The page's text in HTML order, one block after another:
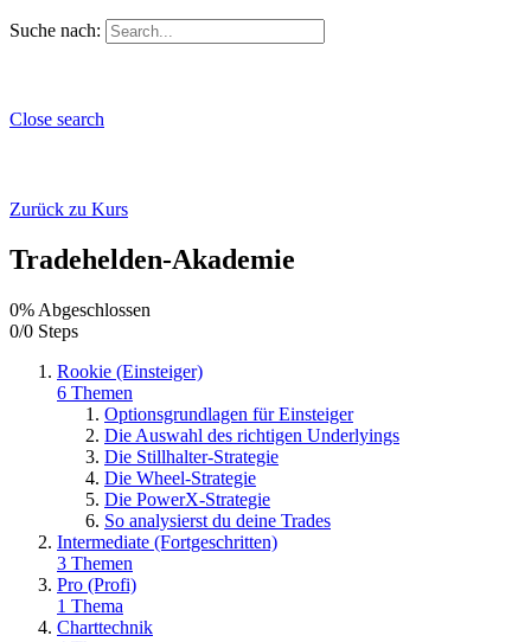
Suche nach:
Close search
Zurück zu Kurs
Tradehelden-Akademie
0% Abgeschlossen
0/0 Steps
Rookie (Einsteiger)
6 Themen
Optionsgrundlagen für Einsteiger
Die Auswahl des richtigen Underlyings
Die Stillhalter-Strategie
Die Wheel-Strategie
Die PowerX-Strategie
So analysierst du deine Trades
Intermediate (Fortgeschritten)
3 Themen
Pro (Profi)
1 Thema
Charttechnik